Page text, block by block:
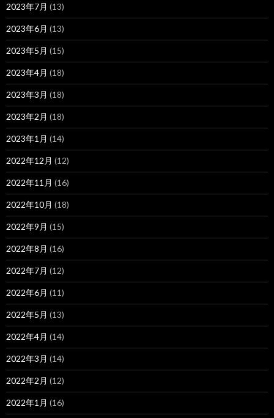
2023年7月 (13)
2023年6月 (13)
2023年5月 (15)
2023年4月 (18)
2023年3月 (18)
2023年2月 (18)
2023年1月 (14)
2022年12月 (12)
2022年11月 (16)
2022年10月 (18)
2022年9月 (15)
2022年8月 (16)
2022年7月 (12)
2022年6月 (11)
2022年5月 (13)
2022年4月 (14)
2022年3月 (14)
2022年2月 (12)
2022年1月 (16)